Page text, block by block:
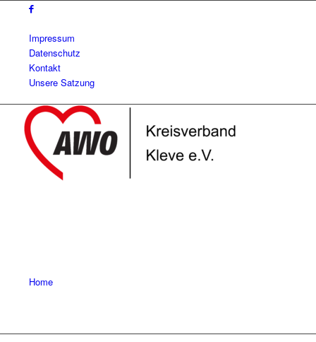
Impressum
Datenschutz
Kontakt
Unsere Satzung
Home